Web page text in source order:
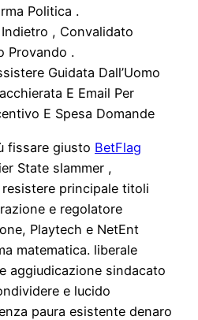
Politica .
Indietro , Convalidato
Provando .
Guidata Dall’Uomo
E Email Per
E Spesa Domande
fissare giusto BetFlag
State slammer ,
principale titoli
e regolatore
Playtech e NetEnt
matematica. liberale
aggiudicazione sindacato
e lucido
paura esistente denaro